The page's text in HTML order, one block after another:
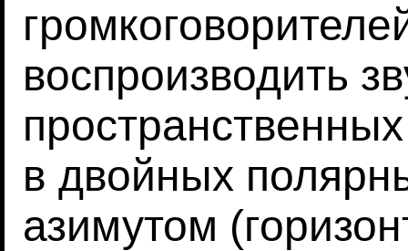
воспроизводить
в двойных
азимутом